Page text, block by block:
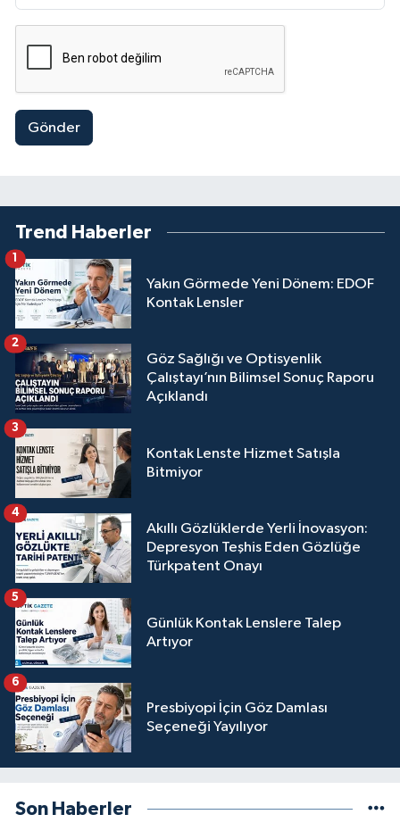
Gönder
Trend Haberler
Yakın Görmede Yeni Dönem: EDOF
Kontak Lensler
1
Göz Sağlığı ve Optisyenlik
Çalıştayı’nın Bilimsel Sonuç Raporu
Açıklandı
2
Kontak Lenste Hizmet Satışla
Bitmiyor
3
Akıllı Gözlüklerde Yerli İnovasyon:
Depresyon Teşhis Eden Gözlüğe
Türkpatent Onayı
4
Günlük Kontak Lenslere Talep
Artıyor
5
Presbiyopi İçin Göz Damlası
Seçeneği Yayılıyor
6
Son Haberler